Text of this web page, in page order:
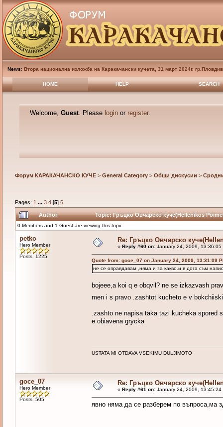
News: Втора национална изложба на Каракачански кучета, 31 март 2024г.
HOME HELP SEARCH
Welcome, Guest. Please loginor register.
Форум КАРАКАЧАНСКО КУЧЕ> General Category> Общи дискусии >
Pages: 1 ... 3 4[5] 6
Author Topic: Гръцко Овчарско куче(Hellenikos
0 Members and 1 Guest are viewing this topic.
petko
Hero Member
Posts: 1225
Re: Гръцко Овчарско
« Reply #60 on:January 24, 2009, 13:36:05
Quote from: goce_07 on January 24, 2009, 13:31:09
не се оправдавам ,няма и за какво.и в дога съм
bojeee,a koi q e obqvil? ne se izkazvash
men i s pravo .zashtot kucheto e v
.zashto ne napisa taka tazi kucheka spored
e obiavena grycka
USTATA MI OTDAVA VSEKIMU DULJIMOTO
goce_07
Hero Member
Posts: 505
Re: Гръцко Овчарско
« Reply #61 on:January 24, 2009, 13:45:24
явно няма да се разберем по въпроса,ма